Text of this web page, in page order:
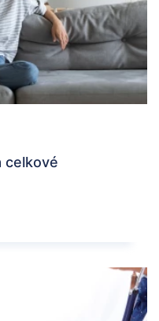
celkové